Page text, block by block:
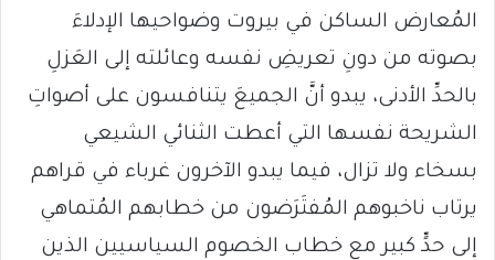
المُعارض الساكن في بيروت وضواحيها الإدلاءَ
بصوته من دونِ تعريضِ نفسه وعائلته إلى العَزلِ
بالحدِّ الأدنى، يبدو أنَّ الجميعَ يتنافسون على أصواتِ
الشريحة نفسها التي أعطت الثنائي الشيعي
بسخاء ولا تزال، فيما يبدو الآخرون غرباء في قراهم
يرتاب ناخبوهم المُفتَرَضون من خطابهم المُتماهي
إلى حدٍّ كبير مع خطاب الخصوم السياسيين الذين